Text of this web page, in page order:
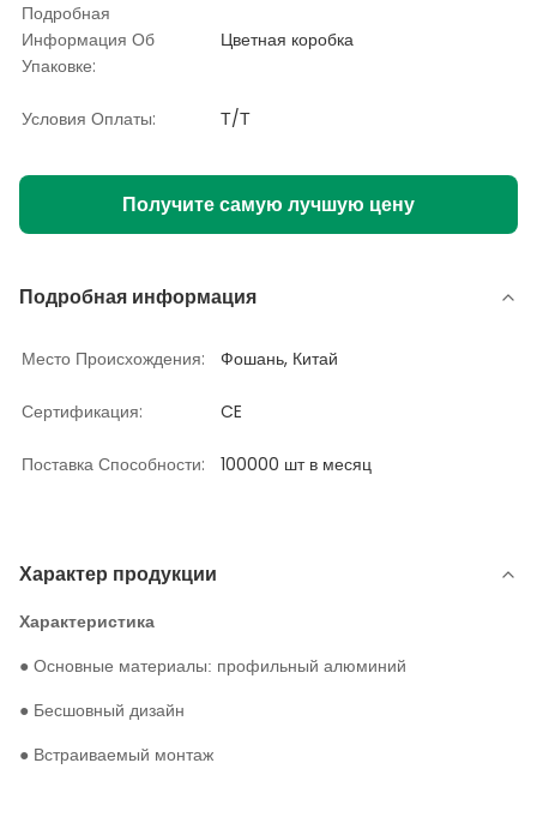
Подробная
Информация Об
Упаковке:
Цветная коробка
Условия Оплаты: Т/Т
Получите самую лучшую цену
Подробная информация
Место Происхождения: Фошань, Китай
Сертификация: CE
Поставка Способности: 100000 шт в месяц
Характер продукции
Характеристика
● Основные материалы: профильный алюминий
● Бесшовный дизайн
● Встраиваемый монтаж